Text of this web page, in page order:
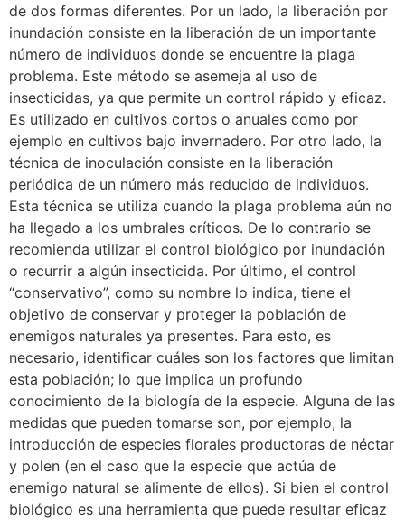
de dos formas diferentes. Por un lado, la liberación por
inundación consiste en la liberación de un importante
número de individuos donde se encuentre la plaga
problema. Este método se asemeja al uso de
insecticidas, ya que permite un control rápido y eficaz.
Es utilizado en cultivos cortos o anuales como por
ejemplo en cultivos bajo invernadero. Por otro lado, la
técnica de inoculación consiste en la liberación
periódica de un número más reducido de individuos.
Esta técnica se utiliza cuando la plaga problema aún no
ha llegado a los umbrales críticos. De lo contrario se
recomienda utilizar el control biológico por inundación
o recurrir a algún insecticida. Por último, el control
“conservativo”, como su nombre lo indica, tiene el
objetivo de conservar y proteger la población de
enemigos naturales ya presentes. Para esto, es
necesario, identificar cuáles son los factores que limitan
esta población; lo que implica un profundo
conocimiento de la biología de la especie. Alguna de las
medidas que pueden tomarse son, por ejemplo, la
introducción de especies florales productoras de néctar
y polen (en el caso que la especie que actúa de
enemigo natural se alimente de ellos). Si bien el control
biológico es una herramienta que puede resultar eficaz